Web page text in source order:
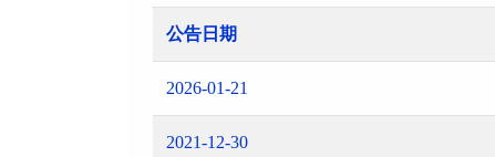
公告日期
2026-01-21
2021-12-30